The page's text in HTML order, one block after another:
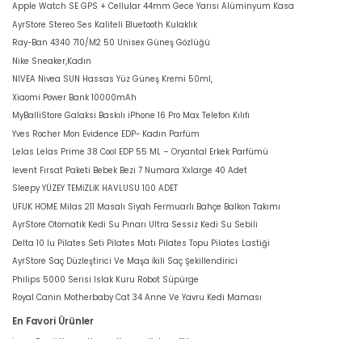
Apple Watch SE GPS + Cellular 44mm Gece Yarısı Alüminyum Kasa
AyrStore Stereo Ses Kaliteli Bluetooth Kulaklık
Ray-Ban 4340 710/M2 50 Unisex Güneş Gözlüğü
Nike Sneaker,Kadın
NIVEA Nivea SUN Hassas Yüz Güneş Kremi 50ml,
Xiaomi Power Bank 10000mAh
MyBalliStore Galaksi Baskılı iPhone 16 Pro Max Telefon Kılıfı
Yves Rocher Mon Evidence EDP- Kadın Parfüm
Lelas Lelas Prime 38 Cool EDP 55 ML – Oryantal Erkek Parfümü
levent Fırsat Paketi Bebek Bezi 7 Numara Xxlarge 40 Adet
Sleepy YÜZEY TEMİZLİK HAVLUSU 100 ADET
UFUK HOME Milas 211 Masalı Siyah Fermuarlı Bahçe Balkon Takımı
AyrStore Otomatik Kedi Su Pınarı Ultra Sessiz Kedi Su Sebili
Delta 10 lu Pilates Seti Pilates Matı Pilates Topu Pilates Lastiği
AyrStore Saç Düzleştirici Ve Maşa İkili Saç Şekillendirici
Philips 5000 Serisi Islak Kuru Robot Süpürge
Royal Canin Motherbaby Cat 34 Anne Ve Yavru Kedi Maması
En Favori Ürünler